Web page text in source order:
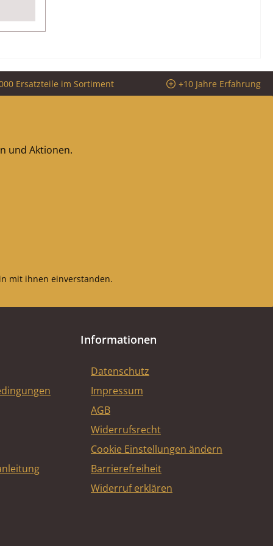
Ersatzteile im Sortiment +10 Jahre Erfahrung
und Aktionen.
mit ihnen einverstanden.
Informationen
Datenschutz
Impressum
AGB
Widerrufsrecht
Cookie Einstellungen ändern
Barrierefreiheit
Widerruf erklären